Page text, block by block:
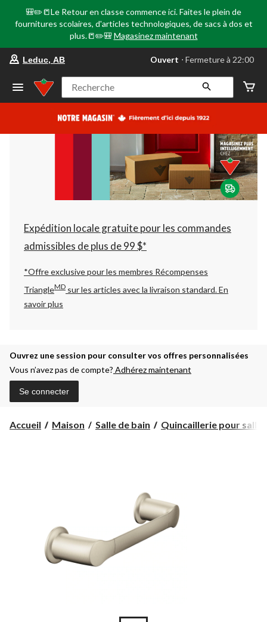
🎒✏️📒Le Retour en classe commence ici. Faites le plein de
fournitures scolaires, d'articles technologiques, de sacs à dos et
plus.📒✏️🎒 Magasinez maintenant
votre
préféré
Leduc,
AB,
courament
Fermeture
à
22:00
cliquer
pour
changer
Leduc, AB Ouvert ⋅ Fermeture à 22:00
Recherche
Expédition locale gratuite pour les commandes
admissibles de plus de 99 $*
*Offre exclusive pour les membres Récompenses
TriangleMD sur les articles avec la livraison standard.En
savoir plus
Ouvrez une session pour consulter vos offres personnalisées
Vous n’avez pas de compte? Adhérez maintenant
Se connecter
Accueil Maison Salle de bain Quincaillerie pour salle